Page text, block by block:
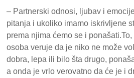
– Partnerski odnosi, ljubav i
pitanja i ukoliko imamo iskrivljene
prema njima ćemo se i
osoba veruje da je niko ne može
dobra, lepa ili bilo šta drugo,
a onda je vrlo verovatno da će je i